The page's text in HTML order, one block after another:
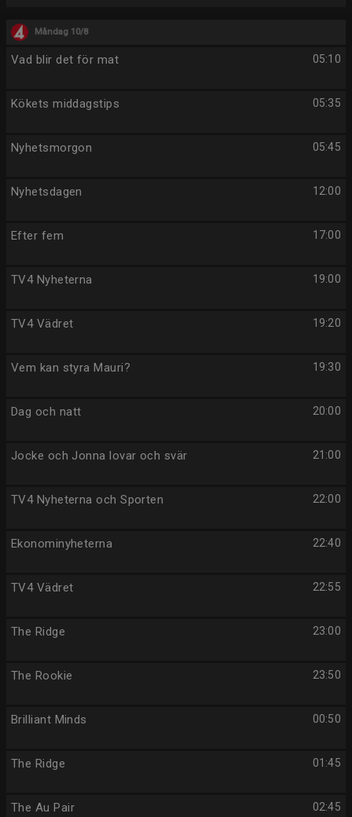
Måndag 10/8
05:10
Vad blir det för mat
05:35
Kökets middagstips
05:45
Nyhetsmorgon
12:00
Nyhetsdagen
17:00
Efter fem
19:00
TV4 Nyheterna
19:20
TV4 Vädret
19:30
Vem kan styra Mauri?
20:00
Dag och natt
21:00
Jocke och Jonna lovar och svär
22:00
TV4 Nyheterna och Sporten
22:40
Ekonominyheterna
22:55
TV4 Vädret
23:00
The Ridge
23:50
The Rookie
00:50
Brilliant Minds
01:45
The Ridge
02:45
The Au Pair